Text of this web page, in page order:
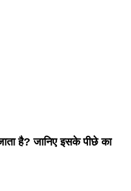
है? जानिए इसके पीछे का